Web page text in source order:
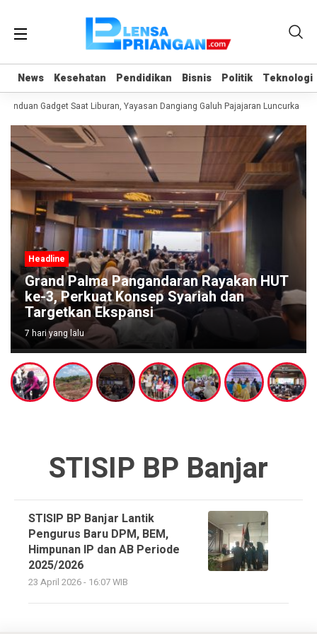
News Kesehatan Pendidikan Bisnis Politik Teknologi
News Kesehatan Pendidikan Bisnis Politik Teknologi
Gadget Saat Liburan, Yayasan Dangiang Galuh Pajajaran Luncurkan
Headline
Grand Palma Pangandaran Rayakan HUT
ke-3, Perkuat Konsep Syariah dan
Targetkan Ekspansi
7 hari yang lalu
STISIP BP Banjar
STISIP BP Banjar Lantik
Pengurus Baru DPM, BEM,
Himpunan IP dan AB Periode
2025/2026
23 April 2026 - 16:07 WIB